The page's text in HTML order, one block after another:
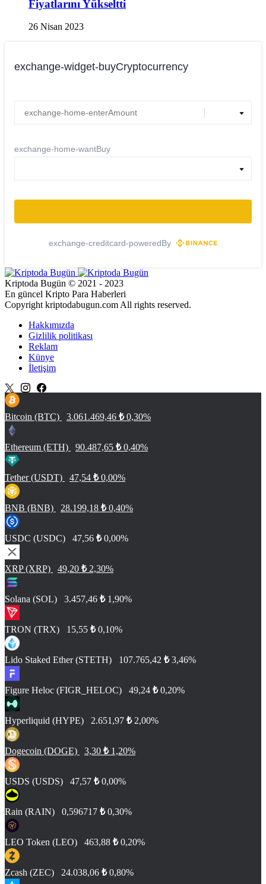
Fiyatlarını Yükseltti
26 Nisan 2023
exchange-widget-buyCryptocurrency
exchange-home-wantBuy
exchange-creditcard-poweredBy
Kriptoda Bugün © 2021 - 2023
En güncel Kripto Para Haberleri
Copyright kriptodabugun.com All rights reserved.
Hakkımızda
Gizlilik politikası
Reklam
Künye
İletişim
Bitcoin (BTC) 3.061.469,46 ₺ 0,30%
Ethereum (ETH) 90.487,65 ₺ 0,40%
Tether (USDT) 47,54 ₺ 0,00%
BNB (BNB) 28.199,18 ₺ 0,40%
USDC (USDC) 47,56 ₺ 0,00%
XRP (XRP) 49,20 ₺ 2,30%
Solana (SOL) 3.457,46 ₺ 1,90%
TRON (TRX) 15,55 ₺ 0,10%
Lido Staked Ether (STETH) 107.765,42 ₺ 3,46%
Figure Heloc (FIGR_HELOC) 49,24 ₺ 0,20%
Hyperliquid (HYPE) 2.651,97 ₺ 2,00%
Dogecoin (DOGE) 3,30 ₺ 1,20%
USDS (USDS) 47,57 ₺ 0,00%
Rain (RAIN) 0,596717 ₺ 0,30%
LEO Token (LEO) 463,88 ₺ 0,20%
Zcash (ZEC) 24.038,06 ₺ 0,80%